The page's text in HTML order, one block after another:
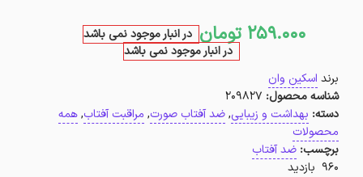
259.000 تومان در انبار موجود نمی باشد
در انبار موجود نمی باشد
برند اسکین وان
شناسه محصول: 209827
دسته: بهداشت و زیبایی,ضد آفتاب صورت, مراقبت آفتاب,همه
محصولات
برچسب: ضد آفتاب
960 بازدید